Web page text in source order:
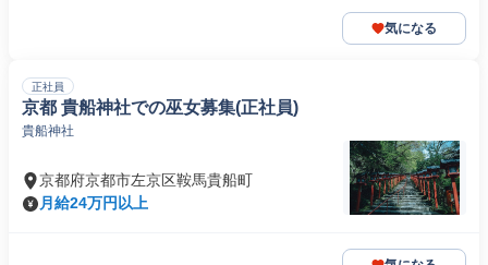
気になる
正社員
京都 貴船神社での巫女募集(正社員)
貴船神社
京都府京都市左京区鞍馬貴船町
月給24万円以上